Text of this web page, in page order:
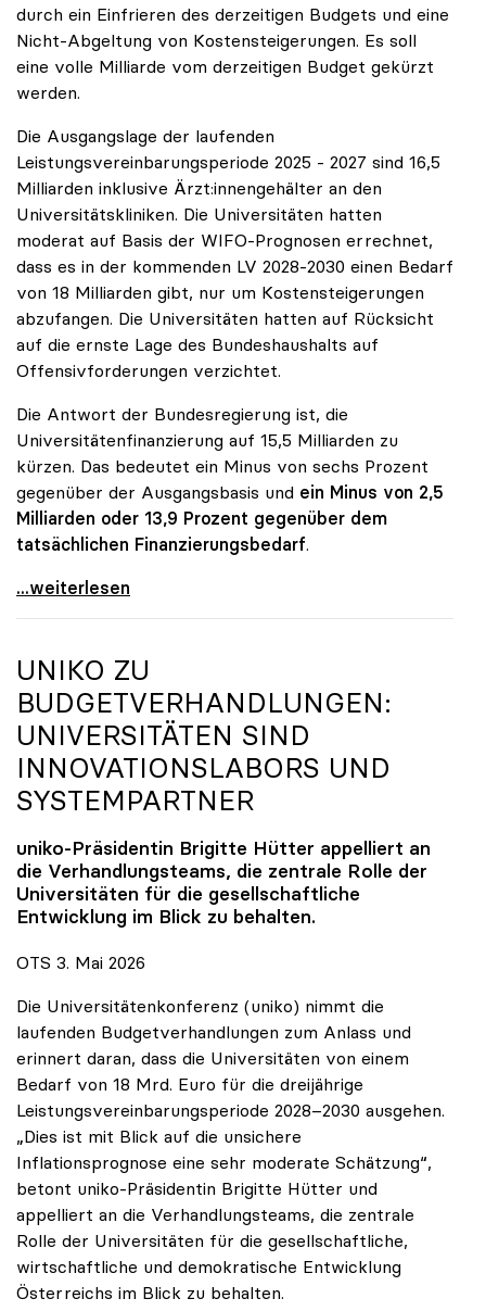
durch ein Einfrieren des derzeitigen Budgets und eine
Nicht-Abgeltung von Kostensteigerungen. Es soll
eine volle Milliarde vom derzeitigen Budget gekürzt
werden.
Die Ausgangslage der laufenden
Leistungsvereinbarungsperiode 2025 - 2027 sind 16,5
Milliarden inklusive Ärzt:innengehälter an den
Universitätskliniken. Die Universitäten hatten
moderat auf Basis der WIFO-Prognosen errechnet,
dass es in der kommenden LV 2028-2030 einen Bedarf
von 18 Milliarden gibt, nur um Kostensteigerungen
abzufangen. Die Universitäten hatten auf Rücksicht
auf die ernste Lage des Bundeshaushalts auf
Offensivforderungen verzichtet.
Die Antwort der Bundesregierung ist, die
Universitätenfinanzierung auf 15,5 Milliarden zu
kürzen. Das bedeutet ein Minus von sechs Prozent
gegenüber der Ausgangsbasis und ein Minus von 2,5
Milliarden oder 13,9 Prozent gegenüber dem
tatsächlichen Finanzierungsbedarf.
\"Österreich ist für die heimischen Universitäten
...weiterlesen
UNIKO ZU
BUDGETVERHANDLUNGEN:
UNIVERSITÄTEN SIND
INNOVATIONSLABORS UND
SYSTEMPARTNER
uniko-Präsidentin Brigitte Hütter appelliert an
die Verhandlungsteams, die zentrale Rolle der
Universitäten für die gesellschaftliche
Entwicklung im Blick zu behalten.
OTS 3. Mai 2026
Die Universitätenkonferenz (uniko) nimmt die
laufenden Budgetverhandlungen zum Anlass und
erinnert daran, dass die Universitäten von einem
Bedarf von 18 Mrd. Euro für die dreijährige
Leistungsvereinbarungsperiode 2028–2030 ausgehen.
„Dies ist mit Blick auf die unsichere
Inflationsprognose eine sehr moderate Schätzung“,
betont uniko-Präsidentin Brigitte Hütter und
appelliert an die Verhandlungsteams, die zentrale
Rolle der Universitäten für die gesellschaftliche,
wirtschaftliche und demokratische Entwicklung
Österreichs im Blick zu behalten.